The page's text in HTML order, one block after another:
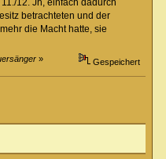
12. Jh, einfach dadurch
betrachteten und der
die Macht hatte, sie
» Gespeichert